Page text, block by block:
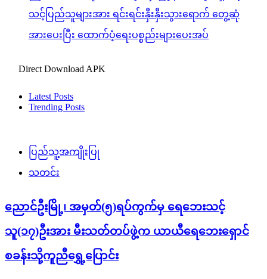
သင့်ပြည်သူများအား ရင်းရင်းနှီးနှီးသွားရောက် တွေ့ဆုံ
အားပေးပြီး ထောက်ပံ့ရေးပစ္စည်းများပေးအပ်
Direct Download APK
Latest Posts
Trending Posts
ပြည်သူ့အကျိုးပြု
သတင်း
ညောင်ဦးမြို့၊ အမှတ်(၅)ရပ်ကွက်မှ ရေဘေးသင့်
သူ(၁၇)ဦးအား မီးသတ်တပ်ဖွဲ့က ယာယီရေဘေးရှောင်
စခန်းသို့ကူညီရွှေ့ပြောင်း